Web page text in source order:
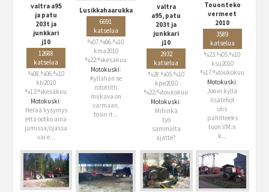
valtra a95
ja patu
203t ja
junkkari
j10
12688
katselua
%08.%06.%10
kti2010
%13:%kesäkuu
Motokuski:
Herää kysymys
että ootko aina
jumissa/ojassa
vai e...
Lusikkahaarukka
6691
katselua
%07.%06.%10
kma2010
%22:%kesäkuu
Motokuski:
Kyllähän se
rototiltti
mukava on
varmaan,
tosin it...
valtra
a95, patu
203t ja
junkkari
j10
2932
katselua
%28.%05.%10
kpe2010
%22:%toukokuu
Motokuski:
Mihinkä
työ
sammalta
ajatte?
Touonteko
vermeet
2010
3589
katselua
%23.%05.%10
ksu2010
%17:%toukokuu
Motokuski:
Joo ei kyllä
lisätehot
olis
pahitteeks
tuon VM:n
k...